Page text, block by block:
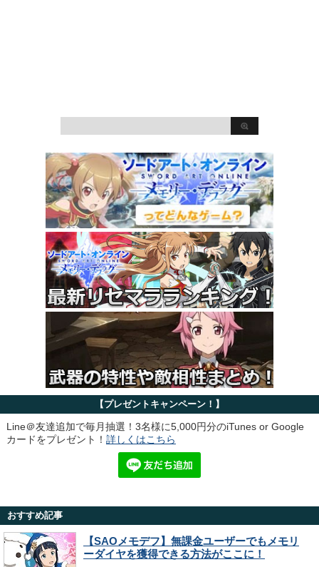
【プレゼントキャンペーン！】
Line＠友達追加で毎月抽選！3名様に5,000円分のiTunes or Google
カードをプレゼント！ 詳しくはこちら
おすすめ記事
【SAOメモデフ】無課金ユーザーでもメモリ
ーダイヤを獲得できる方法がここに！